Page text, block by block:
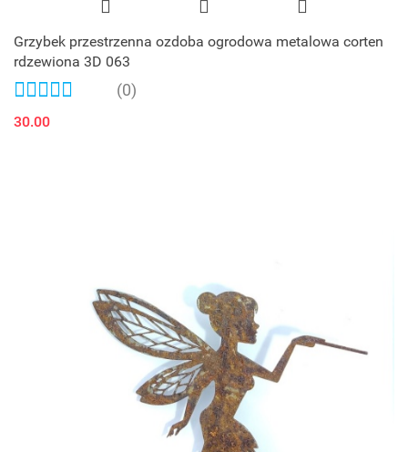
Grzybek przestrzenna ozdoba ogrodowa metalowa corten
rdzewiona 3D 063
(0)
30.00